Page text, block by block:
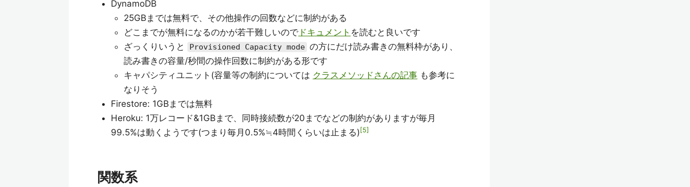
DynamoDB
25GBまでは無料で、その他操作の回数などに制約がある
どこまでが無料になるのかが若干難しいので ドキュメント を読むと良いです
ざっくりいうと
Provisioned Capacity mode の方にだけ読み書きの無料枠があり、
読み書きの容量/秒間の操作回数に制約がある形です
キャパシティユニット(容量等の制約については クラスメソッドさんの記事 も参考に
なりそう
Firestore: 1GBまでは無料
Heroku: 1万レコード&1GBまで、同時接続数が20までなどの制約がありますが毎月
99.5%は動くようです(つまり毎月0.5%≒4時間くらいは止まる) 5
関数系